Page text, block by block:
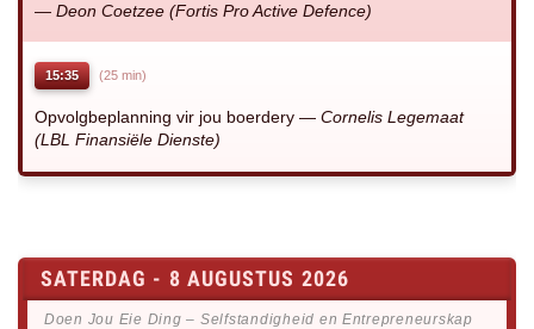
— Deon Coetzee (Fortis Pro Active Defence)
15:35 (25 min)
Opvolgbeplanning vir jou boerdery — Cornelis Legemaat
(LBL Finansiële Dienste)
SATERDAG - 8 AUGUSTUS 2026
Doen Jou Eie Ding – Selfstandigheid en Entrepreneurskap